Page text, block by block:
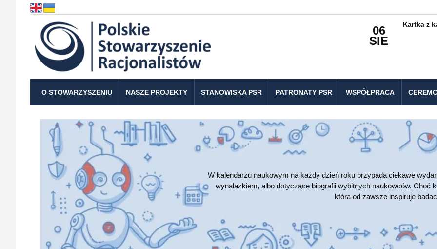
06
SIE
Kartka z
O STOWARZYSZENIU NASZE PROJEKTY STANOWISKA PSR PATRONATY PSR WSPÓŁPRACA
W kalendarzu naukowym na każdy dzień roku przypada ciekawe
wynalazkiem, albo dotyczące biografii wybitnych naukowców. Choć
która od zawsze inspiruje